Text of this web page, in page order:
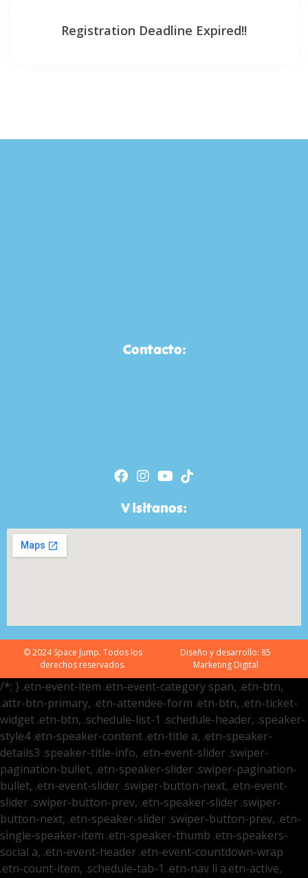
Registration Deadline Expired!!
Contacto:
Visitanos:
© 2024 Space Jump. Todos los
derechos reservados.
Diseño y desarrollo: 85
Marketing Digital
/*; } .etn-event-item .etn-event-category span, .etn-btn,
.attr-btn-primary, .etn-attendee-form .etn-btn, .etn-ticket-
widget .etn-btn, .schedule-list-1 .schedule-header, .speaker-
style4 .etn-speaker-content .etn-title a, .etn-speaker-
details3 .speaker-title-info, .etn-event-slider .swiper-
pagination-bullet, .etn-speaker-slider .swiper-pagination-
bullet, .etn-event-slider .swiper-button-next, .etn-event-
slider .swiper-button-prev, .etn-speaker-slider .swiper-
button-next, .etn-speaker-slider .swiper-button-prev, .etn-
single-speaker-item .etn-speaker-thumb .etn-speakers-
social a, .etn-event-header .etn-event-countdown-wrap
.etn-count-item, .schedule-tab-1 .etn-nav li a.etn-active,